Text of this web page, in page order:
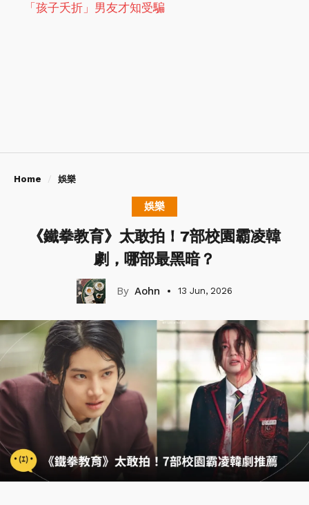
「孩子夭折」男友才知受騙
Home 娛樂
娛樂
《鐵拳教育》太敢拍！7部校園霸凌韓
劇，哪部最黑暗？
Aohn 13 Jun, 2026